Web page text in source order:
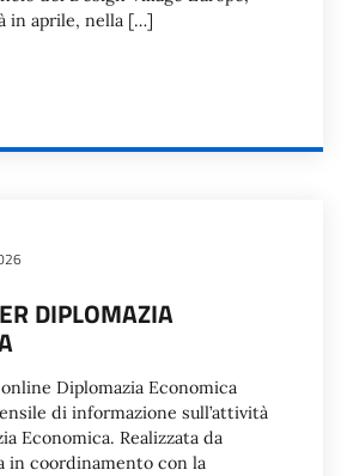
in aprile, nella […]
DIPLOMAZIA
Diplomazia Economica
di informazione sull’attività
Economica. Realizzata da
in coordinamento con la